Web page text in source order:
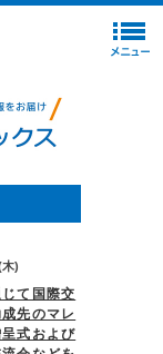
)
て国際交
先のマレ
式および